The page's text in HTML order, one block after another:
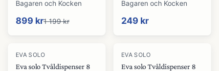
Bagaren och Kocken
899 kr1 199 kr
Bagaren och Kocken
249 kr
EVA SOLO
Eva solo Tvåldispenser 8
EVA SOLO
Eva solo Tvåldispenser 8